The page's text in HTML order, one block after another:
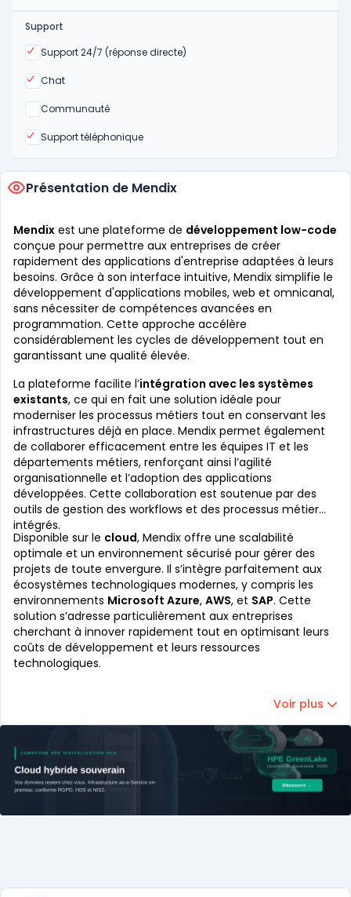
Support
Support 24/7 (réponse directe)
Oui
Chat
Oui
Communauté
Non
Support téléphonique
Oui
Présentation de Mendix
Mendix est une plateforme de développement low-code
conçue pour permettre aux entreprises de créer
rapidement des applications d'entreprise adaptées à leurs
besoins. Grâce à son interface intuitive, Mendix simplifie le
développement d'applications mobiles, web et omnicanal,
sans nécessiter de compétences avancées en
programmation. Cette approche accélère
considérablement les cycles de développement tout en
garantissant une qualité élevée.
La plateforme facilite l’intégration avec les systèmes
existants, ce qui en fait une solution idéale pour
moderniser les processus métiers tout en conservant les
infrastructures déjà en place. Mendix permet également
de collaborer efficacement entre les équipes IT et les
départements métiers, renforçant ainsi l’agilité
organisationnelle et l’adoption des applications
développées. Cette collaboration est soutenue par des
outils de gestion des workflows et des processus métier
intégrés.
Disponible sur le cloud, Mendix offre une scalabilité
optimale et un environnement sécurisé pour gérer des
projets de toute envergure. Il s’intègre parfaitement aux
écosystèmes technologiques modernes, y compris les
environnements Microsoft Azure, AWS, et SAP. Cette
solution s’adresse particulièrement aux entreprises
cherchant à innover rapidement tout en optimisant leurs
coûts de développement et leurs ressources
technologiques.
Voir plus